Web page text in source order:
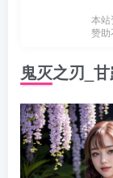
本站
赞助
鬼灭之刃_